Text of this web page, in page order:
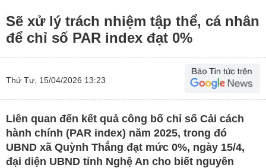
Sẽ xử lý trách nhiệm tập thể, cá nhân
để chỉ số PAR index đạt 0%
Thứ Tư, 15/04/2026 13:23
Liên quan đến kết quả công bố chỉ số Cải cách
hành chính (PAR index) năm 2025, trong đó
UBND xã Quỳnh Thắng đạt mức 0%, ngày 15/4,
đại diện UBND tỉnh Nghệ An cho biết nguyên